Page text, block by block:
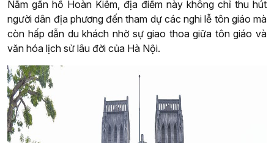
Nằm gần hồ Hoàn Kiếm, địa điểm này không chỉ thu hút
người dân địa phương đến tham dự các nghi lễ tôn giáo mà
còn hấp dẫn du khách nhờ sự giao thoa giữa tôn giáo và
văn hóa lịch sử lâu đời của Hà Nội.